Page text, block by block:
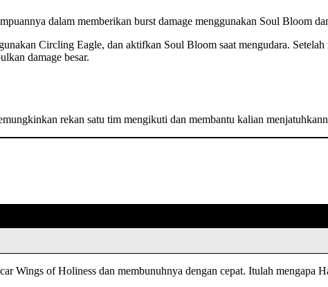
dalam memberikan burst damage menggunakan Soul Bloom
Circling Eagle, dan aktifkan Soul Bloom saat mengudara.
damage besar.
rekan satu tim mengikuti dan membantu kalian
Wings of Holiness dan membunuhnya dengan cepat. Itulah mengapa